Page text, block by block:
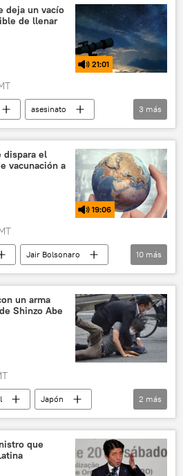
deja un vacío
de llenar
21:01
asesinato
primer ministro
3 más
dispara el
vacunación a
19:06
Jair Bolsonaro
(2019)
Luis Lacalle Pou
Japón
10 más
un arma
Shinzo Abe
Japón
Asesinato de Shinzo Abe
2 más
que